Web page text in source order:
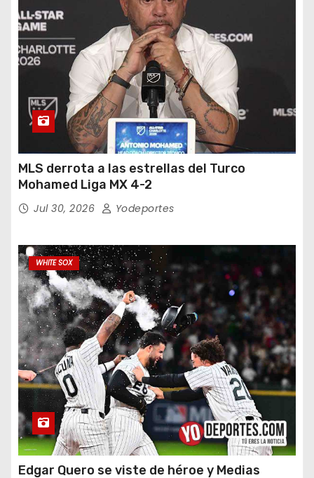
MLS derrota a las estrellas del Turco
Mohamed Liga MX 4-2
Jul 30, 2026 Yodeportes
WHITE SOX
Edgar Quero se viste de héroe y Medias